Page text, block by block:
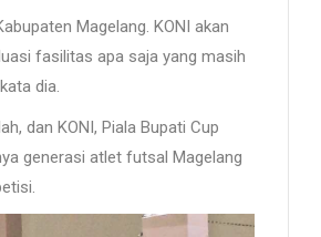
Magelang. KONI akan
fasilitas apa saja yang masih
dia.
dan KONI, Piala Bupati Cup
generasi atlet futsal Magelang